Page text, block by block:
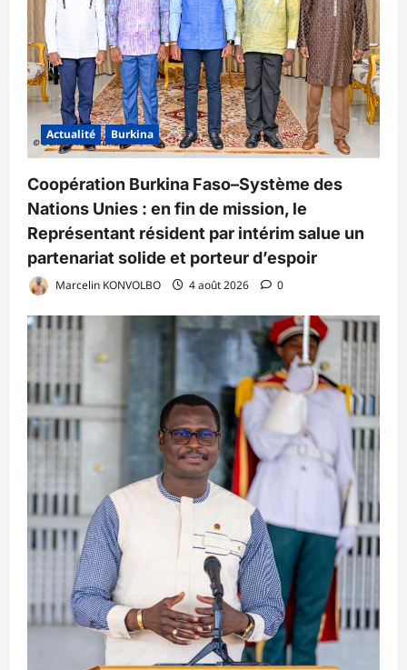
Actualité Burkina
Coopération Burkina Faso–Système des
Nations Unies : en fin de mission, le
Représentant résident par intérim salue un
partenariat solide et porteur d’espoir
Marcelin KONVOLBO 4 août 2026 0